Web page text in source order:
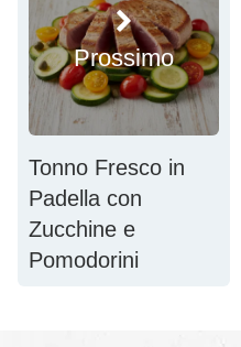
Prossimo
Tonno Fresco in
Padella con
Zucchine e
Pomodorini